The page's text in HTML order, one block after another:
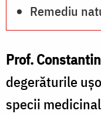
Remediu
Prof.
degerăturile
specii